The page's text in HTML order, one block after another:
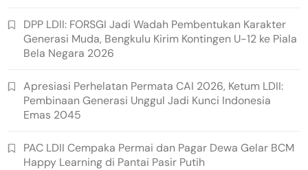
DPP LDII: FORSGI Jadi Wadah Pembentukan Karakter
Generasi Muda, Bengkulu Kirim Kontingen U-12 ke Piala
Bela Negara 2026
Apresiasi Perhelatan Permata CAI 2026, Ketum LDII:
Pembinaan Generasi Unggul Jadi Kunci Indonesia
Emas 2045
PAC LDII Cempaka Permai dan Pagar Dewa Gelar BCM
Happy Learning di Pantai Pasir Putih